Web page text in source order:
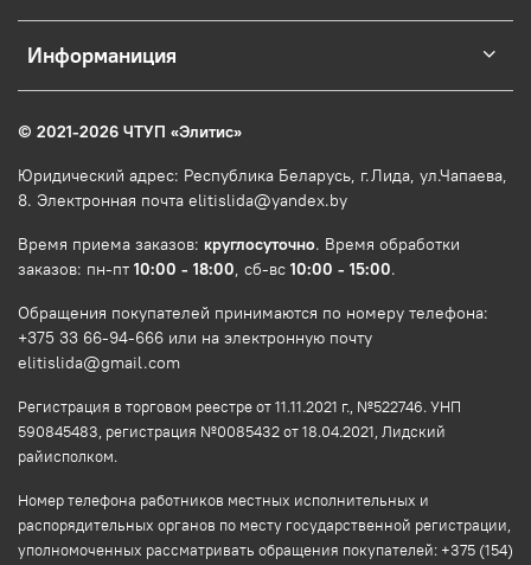
Информаниция
© 2021-2026 ЧТУП «Элитис»
Юридический адрес: Республика Беларусь, г.Лида, ул.Чапаева,
8. Электронная почта elitislida@yandex.by
Время приема заказов: круглосуточно. Время обработки
заказов: пн-пт 10:00 - 18:00, сб-вс 10:00 - 15:00.
Обращения покупателей принимаются по номеру телефона:
+375 33 66-94-666 или на электронную почту
elitislida@gmail.com
Регистрация в торговом реестре от 11.11.2021 г., №522746. УНП
590845483, регистрация №0085432 от 18.04.2021, Лидский
райисполком.
Номер телефона работников местных исполнительных и
распорядительных органов по месту государственной регистрации,
уполномоченных рассматривать обращения покупателей: +375 (154)